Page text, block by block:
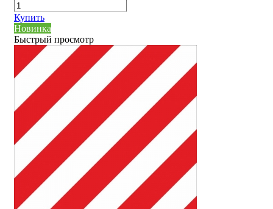
Купить
Новинка
Быстрый просмотр